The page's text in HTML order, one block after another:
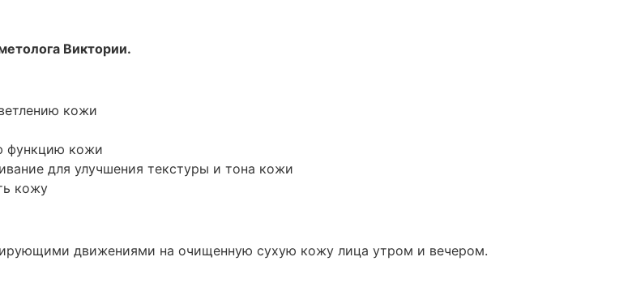
Виктории.
кожи
функцию кожи
для улучшения текстуры и тона кожи
кожу
движениями на очищенную сухую кожу лица утром и вечером.